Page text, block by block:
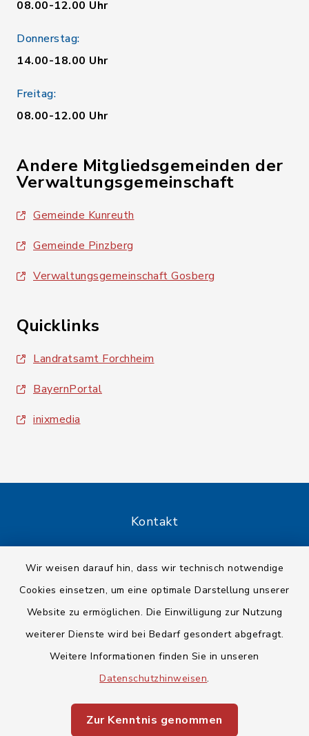
Wir weisen darauf hin, dass wir technisch notwendige
Cookies einsetzen, um eine optimale Darstellung unserer
Website zu ermöglichen. Die Einwilligung zur Nutzung
weiterer Dienste wird bei Bedarf gesondert abgefragt.
Weitere Informationen finden Sie in unseren
Datenschutzhinweisen.
Zur Kenntnis genommen
08.00-12.00 Uhr
Donnerstag:
14.00-18.00 Uhr
Freitag:
08.00-12.00 Uhr
Andere Mitgliedsgemeinden der
Verwaltungsgemeinschaft
Gemeinde Kunreuth
Gemeinde Pinzberg
Verwaltungsgemeinschaft Gosberg
Quicklinks
Landratsamt Forchheim
BayernPortal
inixmedia
Kontakt
Datenschutz
Impressum
Sitemap
Cookie-Einstellungen